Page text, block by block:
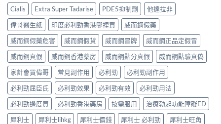
嗎？〉
中
福
的
終
點〉
中
析：
常
見
反
應、
發
生
率〉
中
非）
起
效
與
藥
效
持
續
完
整
指
南：
30
分
顆
夠
嗎？
30mg
vs
60mg
劑
量
選
擇
與
安
全
性
Cialis Extra Super Tadarise PDE5抑制劑
他達拉非
偉哥醫生紙
印度必利勁香港哪裡買
威而鋼假藥
威而鋼假藥危害
威而鋼假貨 威而鋼冒牌
威而鋼正品定假冒
威而鋼真假
威而鋼香港藥房 威而鋼點分真假
威而鋼點驗真偽
家計會買偉哥
常見副作用 必利勁
必利勁副作用
必利勁屈臣氏
必利勁效果 必利勁有效
必利勁用法
必利勁邊度買
必利勁香港藥房 按需服用
治療勃起功能障礙ED
犀利士
犀利士lihkg 犀利士價錢 犀利士 必利勁
犀利士旺角